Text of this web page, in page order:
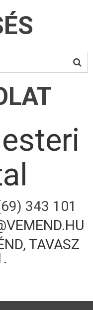
343 101
TAVASZ